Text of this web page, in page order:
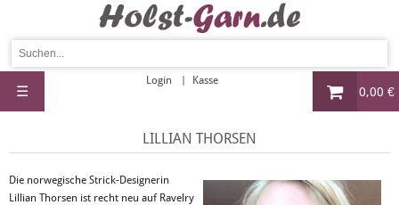
0,00 €
Login Kasse
☰
LILLIAN THORSEN
Die norwegische Strick-Designerin
Lillian Thorsen ist recht neu auf Ravelry